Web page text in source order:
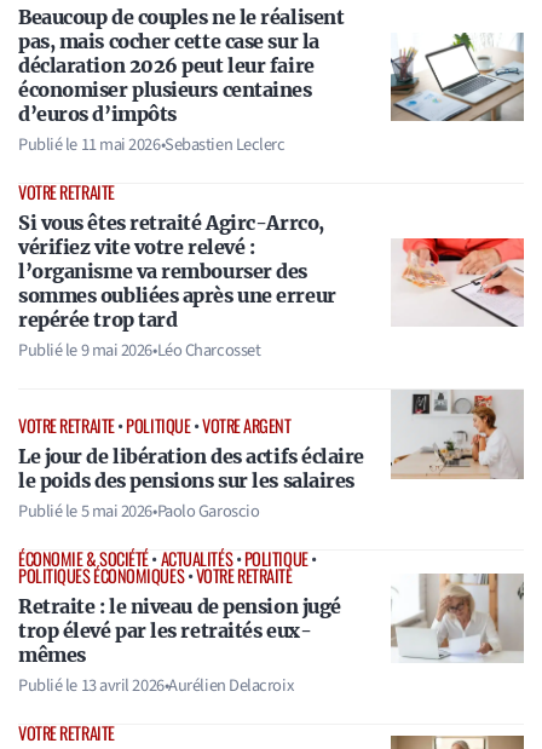
Beaucoup de couples ne le réalisent
pas, mais cocher cette case sur la
déclaration 2026 peut leur faire
économiser plusieurs centaines
d’euros d’impôts
Publié le11 mai 2026•Sebastien Leclerc
VOTRE RETRAITE
Si vous êtes retraité Agirc-Arrco,
vérifiez vite votre relevé :
l’organisme va rembourser des
sommes oubliées après une erreur
repérée trop tard
Publié le9 mai 2026•Léo Charcosset
VOTRE RETRAITE•POLITIQUE•VOTRE ARGENT
Le jour de libération des actifs éclaire
le poids des pensions sur les salaires
Publié le5 mai 2026•Paolo Garoscio
ÉCONOMIE & SOCIÉTÉ•ACTUALITÉS•POLITIQUE•
POLITIQUES ÉCONOMIQUES•VOTRE RETRAITE
Retraite : le niveau de pension jugé
trop élevé par les retraités eux-
mêmes
Publié le13 avril 2026•Aurélien Delacroix
VOTRE RETRAITE